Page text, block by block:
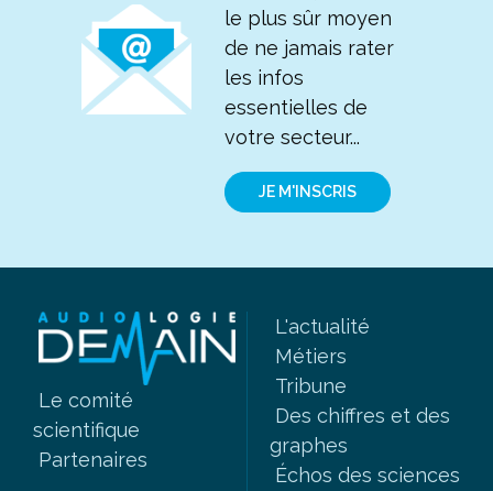
le plus sûr moyen
de ne jamais rater
les infos
essentielles de
votre secteur...
JE M'INSCRIS
Le comité
scientifique
Partenaires
L'actualité
Métiers
Tribune
Des chiffres et des
graphes
Échos des sciences